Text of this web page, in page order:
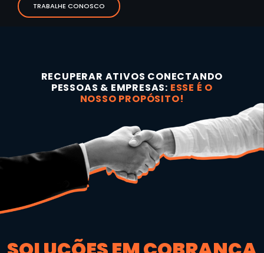
TRABALHE CONOSCO
RECUPERAR ATIVOS CONECTANDO
PESSOAS & EMPRESAS: ESSE É O
NOSSO PROPÓSITO!